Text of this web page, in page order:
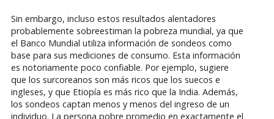
Sin embargo, incluso estos resultados alentadores
probablemente sobreestiman la pobreza mundial, ya que
el Banco Mundial utiliza información de sondeos como
base para sus mediciones de consumo. Esta información
es notoriamente poco confiable. Por ejemplo, sugiere
que los surcoreanos son más ricos que los suecos e
ingleses, y que Etiopía es más rico que la India. Además,
los sondeos captan menos y menos del ingreso de un
individuo. La persona pobre promedio en exactamente el